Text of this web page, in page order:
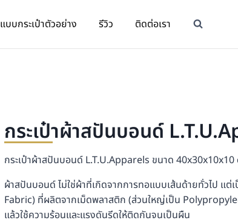
แบบกระเป๋าตัวอย่าง รีวิว ติดต่อเรา
กระเป๋าผ้าสปันบอนด์
กระเป๋าผ้าสปันบอนด์ L.T.U.Apparels ขนาด 40x30x10x10
ผ้าสปันบอนด์ ไม่ใช่ผ้าที่เกิดจากการทอแบบเส้นด้ายทั่วไป แต่
Fabric) ที่ผลิตจากเม็ดพลาสติก (ส่วนใหญ่เป็น
แล้วใช้ความร้อนและแรงดันรีดให้ติดกันจนเป็นผืน